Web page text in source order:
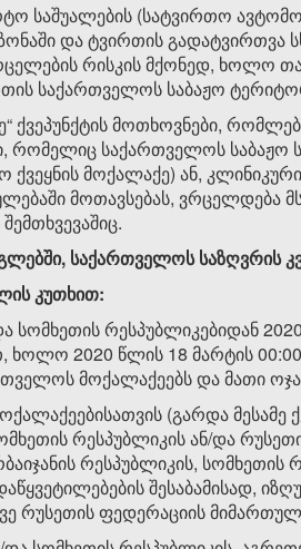
საშუალების (სატვირთო
და ტვირთის გადატვირთვა
რისკის მქონედ, ხოლო
საქართველოს საბაჟო
ქვეპუნქტის მოთხოვნები,
რომელიც საქართველოს
ქვეყნის მოქალაქე) ან,
მოთავსებას, ვრცელდება
, საქართველოს საზღვრის
კუთხით:
და სომხეთის რესპუბლიკებიდან
ხოლო 2020 წლის 18 მარტის
მოქალაქეებს და მათი
მოქალაქეებისათვის (გარდა
სომხეთის რესპუბლიკის ან/და
რესპუბლიკის,
შესაბამისად,
რუსეთის ფედერაციის